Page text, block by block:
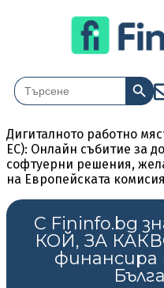
Search
for:
Search Button
Дигиталното работно
EC): Онлайн събитие за
софтуерни решения,
на Европейската
С Fininfo.bg
КОЙ, ЗА